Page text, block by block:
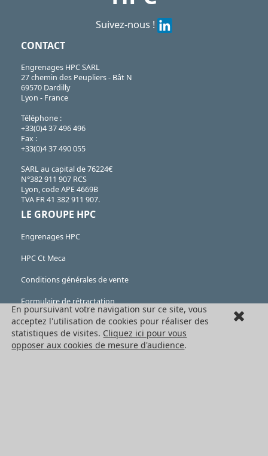
Suivez-nous !
CONTACT
Engrenages HPC SARL
27 chemin des Peupliers - Bât N
69570 Dardilly
Lyon - France
Téléphone :
+33(0)4 37 496 496
Fax :
+33(0)4 37 490 055
SARL au capital de 76224€
N°382 911 907 RCS
Lyon, code APE 4669B
TVA FR 41 382 911 907.
LE GROUPE HPC
Engrenages HPC
HPC Ct Meca
Conditions générales de vente
Formulaire de rétractation
Mentions légales
Cookies
En poursuivant votre navigation sur ce site, vous
acceptez l'utilisation de cookies pour réaliser des
statistiques de visites. Cliquez ici pour vous
opposer aux cookies de mesure d'audience.